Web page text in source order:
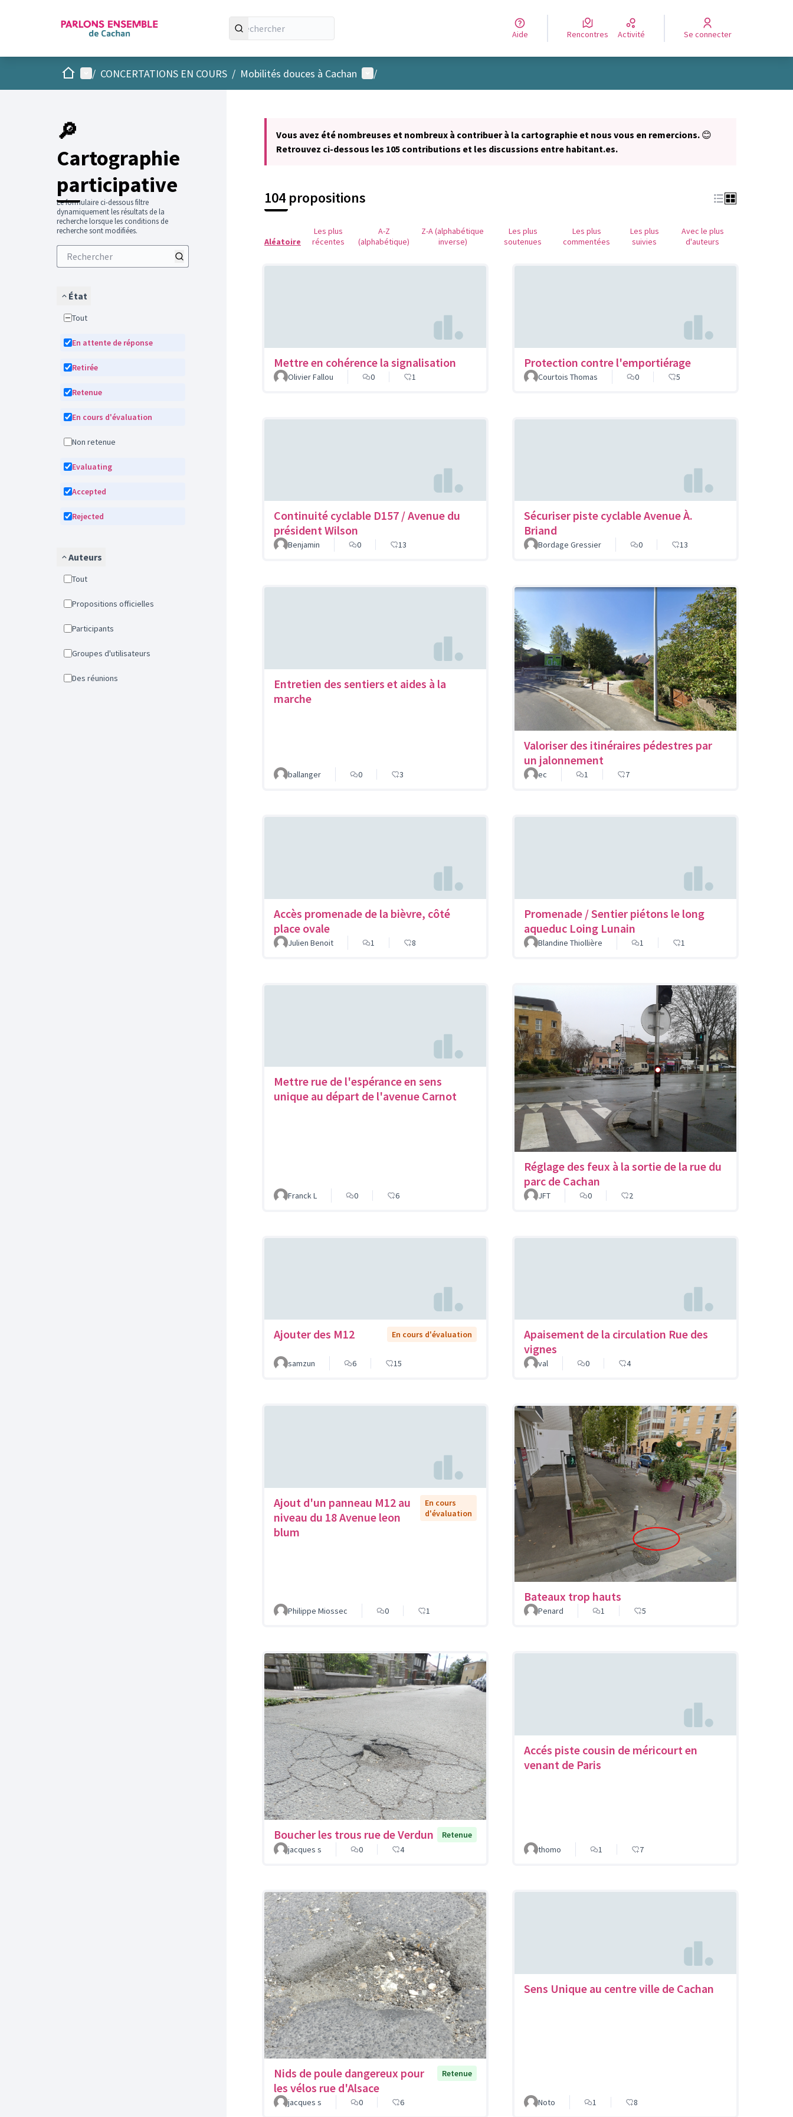
Aide Rencontres Activité Se connecter
AccueilMenu principal
/ CONCERTATIONS EN COURS / Mobilités douces à Cachan Menu utilisateur
/
🔎
Cartographie
participative
Le formulaire ci-dessous filtre
dynamiquement les résultats de la
recherche lorsque les conditions de
recherche sont modifiées.
État
Tout
En attente de réponse
Retirée
Retenue
En cours d'évaluation
Non retenue
Evaluating
Accepted
Rejected
Auteurs
Tout
Propositions officielles
Participants
Groupes d'utilisateurs
Des réunions
Vous avez été nombreuses et nombreux à contribuer à la cartographie et nous vous en remercions. 😊
Retrouvez ci-dessous les 105 contributions et les discussions entre habitant.es.
104 propositions
Aléatoire
Les plus
récentes
A-Z
(alphabétique)
Z-A (alphabétique
inverse)
Les plus
soutenues
Les plus
commentées
Les plus
suivies
Avec le plus
d'auteurs
Mettre en cohérence la signalisation
Olivier Fallou 0 1
Protection contre l'emportiérage
Courtois Thomas 0 5
Continuité cyclable D157 / Avenue du
président Wilson
Benjamin 0 13
Sécuriser piste cyclable Avenue À.
Briand
Bordage Gressier 0 13
Entretien des sentiers et aides à la
marche
ballanger 0 3
Valoriser des itinéraires pédestres par
un jalonnement
ec 1 7
Accès promenade de la bièvre, côté
place ovale
Julien Benoit 1 8
Promenade / Sentier piétons le long
aqueduc Loing Lunain
Blandine Thiollière 1 1
Mettre rue de l'espérance en sens
unique au départ de l'avenue Carnot
Franck L 0 6
Réglage des feux à la sortie de la rue du
parc de Cachan
JFT 0 2
Ajouter des M12 En cours d'évaluation
samzun 6 15
Apaisement de la circulation Rue des
vignes
val 0 4
Ajout d'un panneau M12 au
niveau du 18 Avenue leon
blum
En cours
d'évaluation
Philippe Miossec 0 1
Bateaux trop hauts
Penard 1 5
Boucher les trous rue de Verdun
Retenue
jacques s
0 4
Accés piste cousin de méricourt en
venant de Paris
thomo 1 7
Nids de poule dangereux pour
les vélos rue d'Alsace
Retenue
jacques s 0 6
Sens Unique au centre ville de Cachan
Noto 1 8